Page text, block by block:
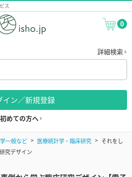
ス
0
詳細検索
イン／新規登録
初めての方へ
一般など 医療統計学・臨床研究
それをし
究デザイン